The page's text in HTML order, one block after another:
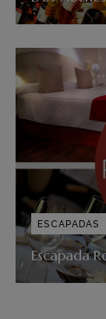
ESCAPADAS
Escapada